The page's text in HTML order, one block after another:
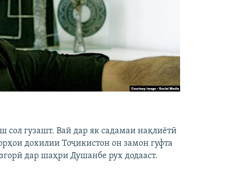
гузашт. Вай дар як садамаи нақлиётӣ
дохилии Тоҷикистон он замон гуфта
дар шаҳри Душанбе рух додааст.